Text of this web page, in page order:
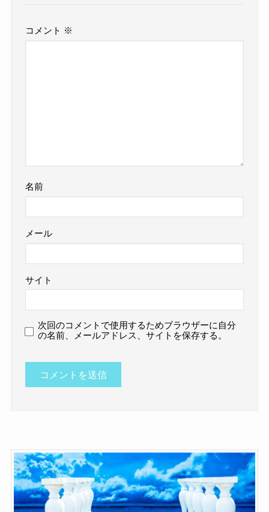
コメント ※
名前
メール
サイト
次回のコメントで使用するためブラウザーに自分
の名前、メールアドレス、サイトを保存する。